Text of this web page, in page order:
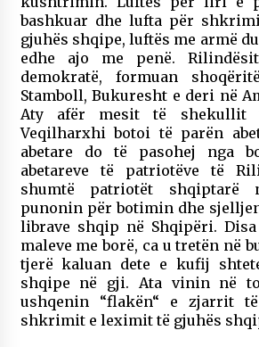
bashkuar dhe lufta për
gjuhës shqipe, luftës me armë
edhe ajo me penë.
demokratë, formuan
Stamboll, Bukuresht e deri në
Aty afër mesit të shekullit
Veqilharxhi botoi të parën
abetare do të pasohej nga
abetareve të patriotëve të
shumtë patriotët shqiptarë
punonin për botimin dhe
librave shqip në Shqipëri.
maleve me borë, ca u tretën në
tjerë kaluan dete e kufij
shqipe në gji. Ata vinin në
ushqenin “flakën“ e zjarrit
shkrimit e leximit të gjuhës